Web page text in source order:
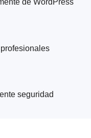
de WordPress
seguridad